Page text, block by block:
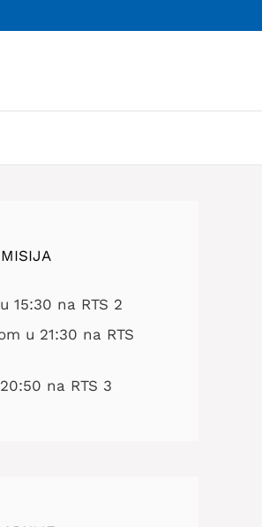
15:30 na RTS 2
u 21:30 na RTS
na RTS 3